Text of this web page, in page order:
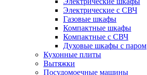
Электрические с СВЧ
Газовые шкафы
Компактные шкафы
Компактные с СВЧ
Духовые шкафы с паром
Кухонные плиты
Вытяжки
Посудомоечные машины